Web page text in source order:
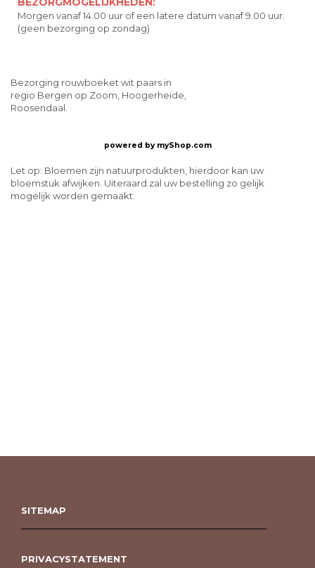
Morgen vanaf 14.00 uur of een latere datum vanaf 9.00 uur.
(geen bezorging op zondag)
Bezorging rouwboeket wit paars in
regio Bergen op Zoom, Hoogerheide,
Roosendaal.
powered by myShop.com
Let op: Bloemen zijn natuurprodukten, hierdoor kan uw
bloemstuk afwijken. Uiteraard zal uw bestelling zo gelijk
mogelijk worden gemaakt.
SITEMAP
PRIVACYSTATEMENT